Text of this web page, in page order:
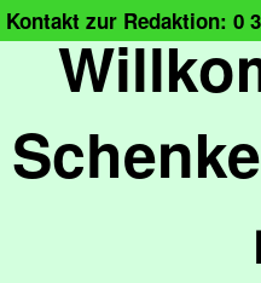
Kontakt zur Redaktion: 0